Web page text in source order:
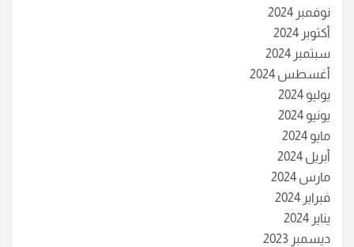
نوفمبر 2024
أكتوبر 2024
سبتمبر 2024
أغسطس 2024
يوليو 2024
يونيو 2024
مايو 2024
أبريل 2024
مارس 2024
فبراير 2024
يناير 2024
ديسمبر 2023